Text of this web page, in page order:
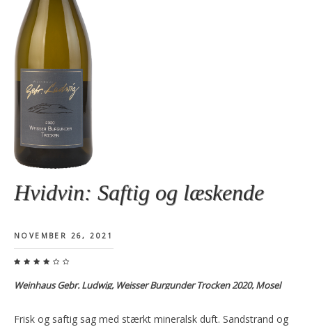
Hvidvin: Saftig og læskende
NOVEMBER 26, 2021
Weinhaus Gebr. Ludwig, Weisser Burgunder Trocken 2020, Mosel
Frisk og saftig sag med stærkt mineralsk duft. Sandstrand og